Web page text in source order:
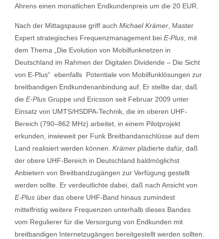
Ahrens einen monatlichen Endkundenpreis um die 20 EUR.
Nach der Mittagspause griff auch Michael Krämer , Master
Expert strategisches Frequenzmanagement bei E-Plus , mit
dem Thema „Die Evolution von Mobilfunknetzen in
Deutschland im Rahmen der Digitalen Dividende – Die Sicht
von E-Plus“ ebenfalls Potentiale von Mobilfunklösungen zur
breitbandigen Endkundenanbindung auf. Er stellte dar, daß
die E-Plus Gruppe und Ericsson seit Februar 2009 unter
Einsatz von UMTS/HSDPA-Technik, die im oberen UHF-
Bereich (790–862 MHz) arbeitet, in einem Pilotprojekt
erkunden, inwieweit per Funk Breitbandanschlüsse auf dem
Land realisiert werden können. Krämer plädierte dafür, daß
der obere UHF-Bereich in Deutschland baldmöglichst
Anbietern von Breitbandzugängen zur Verfügung gestellt
werden sollte. Er verdeutlichte dabei, daß nach Ansicht von
E-Plus über das obere UHF-Band hinaus zumindest
mittelfristig weitere Frequenzen unterhalb dieses Bandes
vom Regulierer für die Versorgung von Endkunden mit
breitbandigen Internetzugängen bereitgestellt werden sollten.